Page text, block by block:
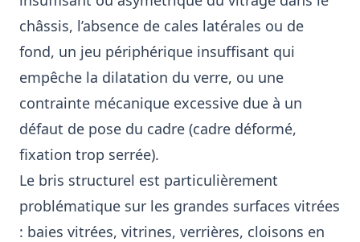
châssis, l’absence de cales latérales ou de
fond, un jeu périphérique insuffisant qui
empêche la dilatation du verre, ou une
contrainte mécanique excessive due à un
défaut de pose du cadre (cadre déformé,
fixation trop serrée).
Le bris structurel est particulièrement
problématique sur les grandes surfaces vitrées
: baies vitrées, vitrines, verrières, cloisons en